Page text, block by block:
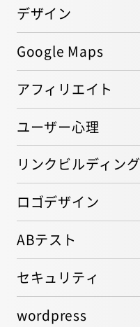
デザイン
Google Maps
アフィリエイト
ユーザー心理
リンクビルディング
ロゴデザイン
ABテスト
セキュリティ
wordpress